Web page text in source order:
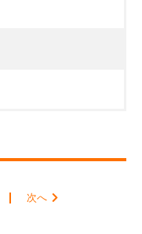
次へ